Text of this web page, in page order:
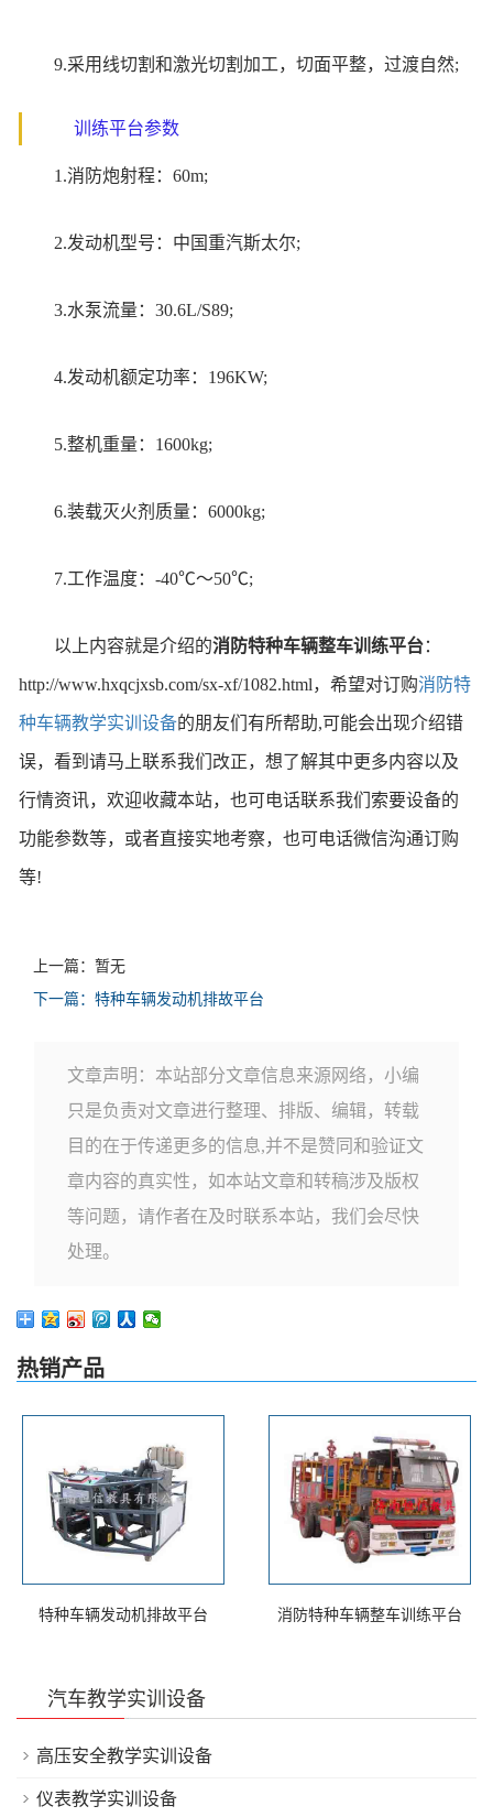
9.采用线切割和激光切割加工，切面平整，过渡自然;
训练平台参数
1.消防炮射程：60m;
2.发动机型号：中国重汽斯太尔;
3.水泵流量：30.6L/S89;
4.发动机额定功率：196KW;
5.整机重量：1600kg;
6.装载灭火剂质量：6000kg;
7.工作温度：-40℃～50℃;
以上内容就是介绍的消防特种车辆整车训练平台：
http://www.hxqcjxsb.com/sx-xf/1082.html，希望对订购消防特
种车辆教学实训设备的朋友们有所帮助,可能会出现介绍错
误，看到请马上联系我们改正，想了解其中更多内容以及
行情资讯，欢迎收藏本站，也可电话联系我们索要设备的
功能参数等，或者直接实地考察，也可电话微信沟通订购
等!
上一篇：暂无
下一篇：特种车辆发动机排故平台
文章声明：本站部分文章信息来源网络，小编
只是负责对文章进行整理、排版、编辑，转载
目的在于传递更多的信息,并不是赞同和验证文
章内容的真实性，如本站文章和转稿涉及版权
等问题，请作者在及时联系本站，我们会尽快
处理。
热销产品
特种车辆发动机排故平台 消防特种车辆整车训练平台
汽车教学实训设备
高压安全教学实训设备
仪表教学实训设备